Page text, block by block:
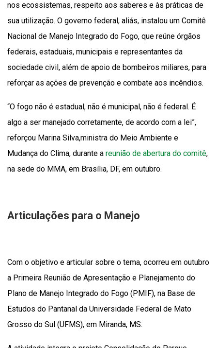
nos ecossistemas, respeito aos saberes e às práticas de
sua utilização. O governo federal, aliás, instalou um Comitê
Nacional de Manejo Integrado do Fogo, que reúne órgãos
federais, estaduais, municipais e representantes da
sociedade civil, além de apoio de bombeiros miliares, para
reforçar as ações de prevenção e combate aos incêndios.
“O fogo não é estadual, não é municipal, não é federal. É
algo a ser manejado corretamente, de acordo com a lei”,
reforçou Marina Silva,ministra do Meio Ambiente e
Mudança do Clima, durante a reunião de abertura do comitê,
na sede do MMA, em Brasília, DF, em outubro.
Articulações para o Manejo
Com o objetivo e articular sobre o tema, ocorreu em outubro
a Primeira Reunião de Apresentação e Planejamento do
Plano de Manejo Integrado do Fogo (PMIF), na Base de
Estudos do Pantanal da Universidade Federal de Mato
Grosso do Sul (UFMS), em Miranda, MS.